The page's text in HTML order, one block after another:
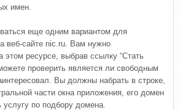
имен.
еще одним вариантом для
веб-сайте nic.ru. Вам нужно
этом ресурсе, выбрав ссылку “Стать
проверить является ли свободным
Вы должны набрать в строке,
части окна приложения, его домен
услугу по подбору домена.